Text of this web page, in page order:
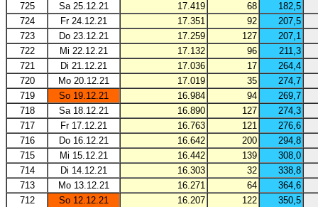
725
Sa 25.12.21 17.419 68
182,5
724
Fr 24.12.21 17.351 92
207,5
723
Do 23.12.21 17.259 127
207,1
722
Mi 22.12.21 17.132 96
211,3
721
Di 21.12.21 17.036 17
264,4
720
Mo 20.12.21 17.019 35
274,7
719
So 19.12.21 16.984 94
269,7
718
Sa 18.12.21 16.890 127
274,3
717
Fr 17.12.21 16.763 121
276,6
716
Do 16.12.21 16.642 200
294,8
715
Mi 15.12.21 16.442 139
308,0
714
Di 14.12.21 16.303 32
338,8
713
Mo 13.12.21 16.271 64
364,6
712
So 12.12.21 16.207 122
350,5